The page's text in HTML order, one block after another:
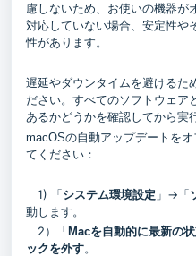
慮しないため、お使いの機器が
対応していない場合、安定性や
性があります。
遅延やダウンタイムを避けるた
ださい。 すべてのソフトウェア
あるかどうかを確認してから実
macOSの自動アップデートを
てください：
1) 「システム環境設定 」→「
動します。
2）「 Macを自動的に最新の
ックを外す。